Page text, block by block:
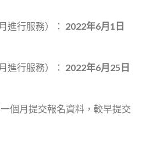
進行服務）： 2022年6月 1 日
進行服務）： 2022年6月25 日
個月提交報名資料，較早提交